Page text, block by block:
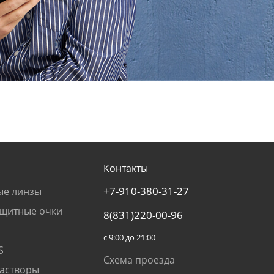
линзы
очки
Контакты
+7-910-380-31-27
8(831)220-00-96
с 9:00 до 21:00
Схема проезда